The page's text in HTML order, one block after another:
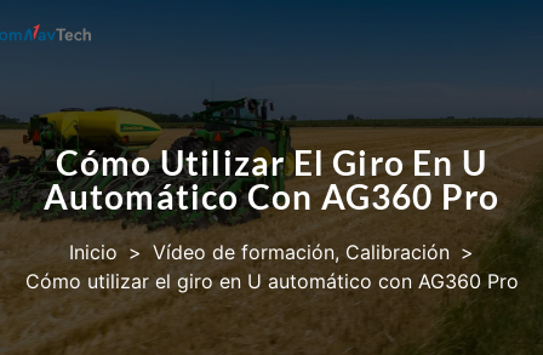
Cómo Utilizar El Giro En U
Automático Con AG360 Pro
Inicio > Vídeo de formación, Calibración >
Cómo utilizar el giro en U automático con AG360 Pro